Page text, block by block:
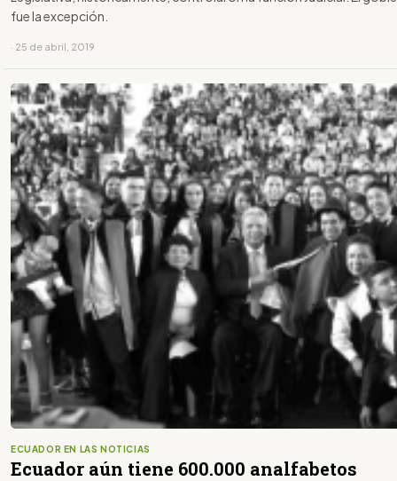
fue la excepción.
· 25 de abril, 2019
ECUADOR EN LAS NOTICIAS
Ecuador aún tiene 600.000 analfabetos